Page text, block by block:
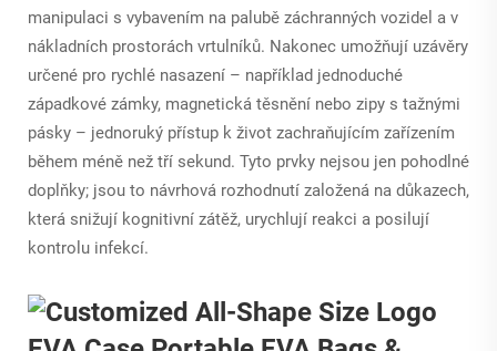
manipulaci s vybavením na palubě záchranných vozidel a v
nákladních prostorách vrtulníků. Nakonec umožňují uzávěry
určené pro rychlé nasazení – například jednoduché
západkové zámky, magnetická těsnění nebo zipy s tažnými
pásky – jednoruký přístup k život zachraňujícím zařízením
během méně než tří sekund. Tyto prvky nejsou jen pohodlné
doplňky; jsou to návrhová rozhodnutí založená na důkazech,
která snižují kognitivní zátěž, urychlují reakci a posilují
kontrolu infekcí.